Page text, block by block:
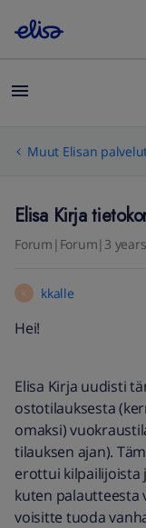
Muut Elisan
Elisa Kirja
Forum|Forum|3
K kkalle
Hei!
Elisa Kirja uudisti
ostotilauksesta
omaksi)
tilauksen ajan).
erottui kilpailijoista
kuten palautteesta
voisitte tuoda